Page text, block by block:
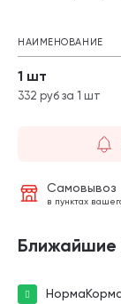
НАИМЕНОВАНИЕ
1 шт
332 руб за 1 шт
Самовывоз
в пунктах
Ближайшие